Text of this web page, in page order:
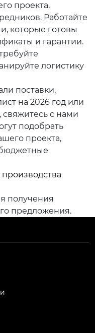
проекта,
Работайте
которые готовы
и гарантии.
логистику
поставки,
на 2026 год или
свяжитесь с нами
подобрать
проекта,
получения
предложения.